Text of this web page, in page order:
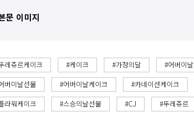
문 이미지
레쥬르케이크 #케이크 #가정의달 #어버이날
버이날선물
#어버이날케이크 #카네이션케이크
라워케이크
#스승의날선물 #CJ #뚜레쥬르